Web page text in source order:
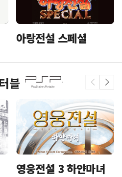
아랑전설 스페셜
블
영웅전설 3 하얀마녀